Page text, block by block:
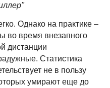
Однако на практике –
во время внезапного
дистанции
Статистика
не в пользу
умирают еще до